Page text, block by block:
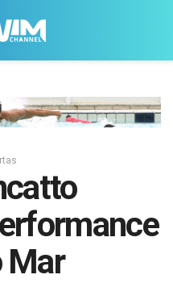
Mar